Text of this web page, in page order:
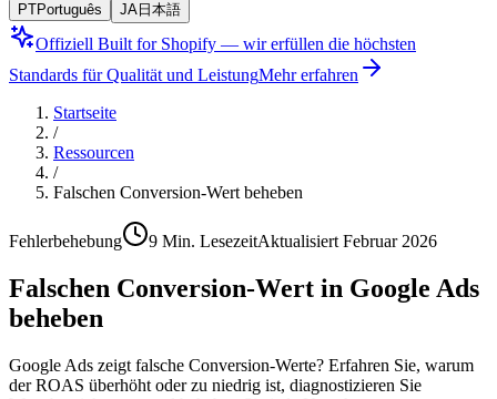
PTPortuguês JA 日本語
Offiziell Built for Shopify — wir erfüllen die höchsten
Standards für Qualität und LeistungMehr erfahren
Startseite
/
Ressourcen
/
Falschen Conversion-Wert beheben
Fehlerbehebung 9 Min. LesezeitAktualisiert Februar 2026
Falschen Conversion-Wert in Google Ads
beheben
Google Ads zeigt falsche Conversion-Werte? Erfahren Sie, warum
der ROAS überhöht oder zu niedrig ist, diagnostizieren Sie